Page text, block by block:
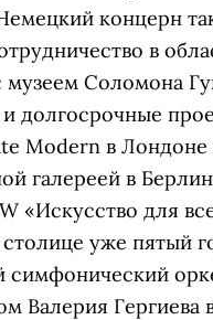
концерн
в
музеем Соломона
долгосрочные
Modern в Лондоне
галереей в
«Искусство для
уже пятый
симфонический
Валерия Гергиева